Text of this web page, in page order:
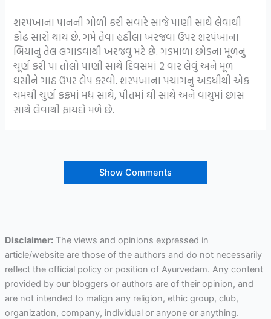
શરપંખાના પાનની ગોળી કરી સવારે સાંજે પાણી સાથે લેવાથી
કોઢ સારો થાય છે. ગમે તેવા હઠીલા ખરજવા ઉપર શરપંખાના
બિયાનું તેલ લગાડવાથી ખરજવું મટે છે. ગંડમાળા છોડના મૂળનું
ચૂર્ણ કરી પા તોલો પાણી સાથે દિવસમાં 2 વાર લેવું અને મૂળ
ઘસીને ગાંઠ ઉપર લેપ કરવો. શરપંખાના પંચાંગનું અડધીથી એક
ચમચી ચુર્ણ કફમાં મધ સાથે, પીત્તમાં ઘી સાથે અને વાયુમાં છાસ
સાથે લેવાથી ફાયદો મળે છે.
Show Comments
Disclaimer:The views and opinions expressed in
article/website are those of the authors and do not necessarily
reflect the official policy or position of Ayurvedam. Any content
provided by our bloggers or authors are of their opinion, and
are not intended to malign any religion, ethic group, club,
organization, company, individual or anyone or anything.